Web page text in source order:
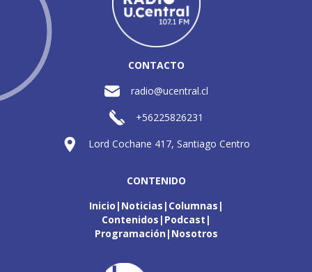
CONTACTO
radio@ucentral.cl
+56225826231
Lord Cochane 417, Santiago Centro
CONTENIDO
Inicio Noticias Columnas
Contenidos Podcast
Programación Nosotros